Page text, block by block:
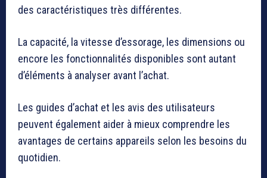
des caractéristiques très différentes.
La capacité, la vitesse d’essorage, les dimensions ou
encore les fonctionnalités disponibles sont autant
d’éléments à analyser avant l’achat.
Les guides d’achat et les avis des utilisateurs
peuvent également aider à mieux comprendre les
avantages de certains appareils selon les besoins du
quotidien.